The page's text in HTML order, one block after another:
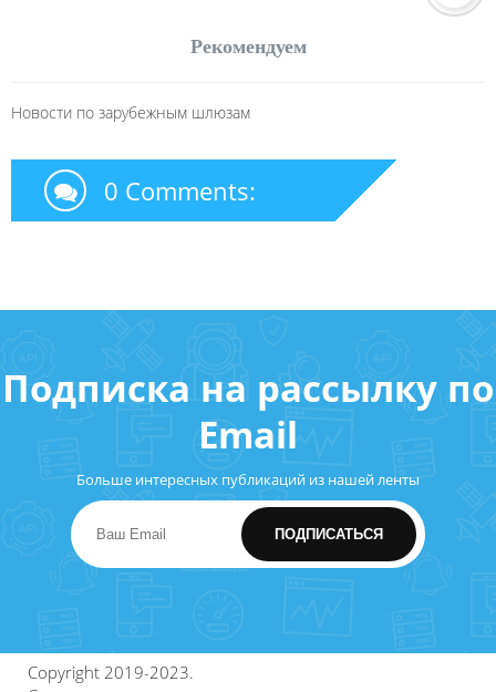
Рекомендуем
Новости по зарубежным шлюзам
0 Comments:
Подписка на рассылку по
Email
Больше интересных публикаций из нашей ленты
Copyright 2019-2023.